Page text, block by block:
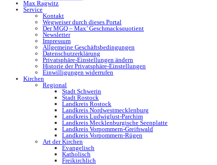
Max Ragwitz
Service
Kontakt
Wegweiser durch dieses Portal
Der MGQ – Max’ Geschmacksquotient
Newsletter
Impressum
Allgemeine Geschäftsbedingungen
Datenschutzerklärung
Privatsphäre-Einstellungen ändern
Historie der Privatsphäre-Einstellungen
Einwilligungen widerrufen
Kirchen
Regional
Stadt Schwerin
Stadt Rostock
Landkreis Rostock
Landkreis Nordwestmecklenburg
Landkreis Ludwiglust-Parchim
Landkreis Mecklenburgische Seenplatte
Landkreis Vorpommern-Greifswald
Landkreis Vorpommern-Rügen
Art der Kirchen
Evangelisch
Katholisch
Freikirchlich